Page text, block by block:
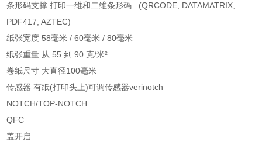
条形码支撑 打印一维和二维条形码 (QRCODE, DATAMATRIX,
PDF417, AZTEC)
纸张宽度 58毫米 / 60毫米 / 80毫米
纸张重量 从 55 到 90 克/米²
卷纸尺寸 大直径100毫米
传感器 有纸(打印头上)可调传感器verinotch
NOTCH/TOP-NOTCH
QFC
盖开启